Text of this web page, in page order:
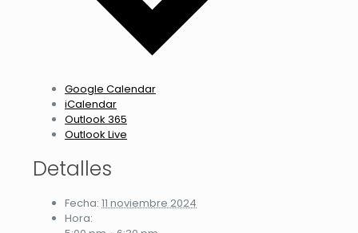
Google Calendar
iCalendar
Outlook 365
Outlook Live
Detalles
Fecha: 11 noviembre 2024
Hora: